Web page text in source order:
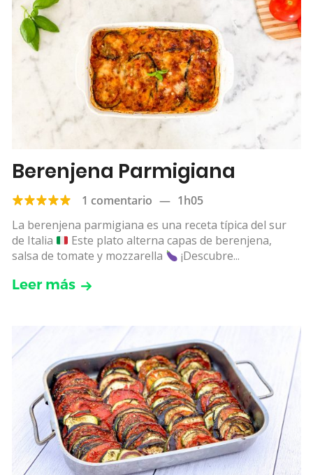
Berenjena Parmigiana
1 comentario — 1h05
La berenjena parmigiana es una receta típica del sur
de Italia
Este plato alterna capas de berenjena,
salsa de tomate y mozzarella
¡Descubre...
Leer más